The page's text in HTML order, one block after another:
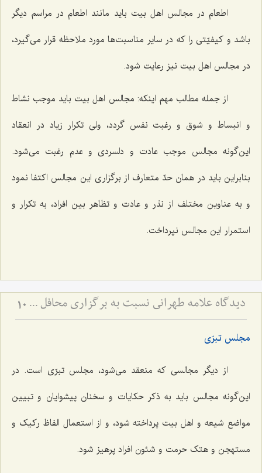
اطعام در مجالس اهل بیت باید مانند اطعام در مراسم دیگر
باشد و کیفیّتی را که در سایر مناسبت‌ها مورد ملاحظه قرار می‌گیرد،
در مجالس اهل بیت نیز رعایت شود.
از جمله مطالب مهم اینکه: مجالس اهل بیت باید موجب نشاط
و انبساط و شوق و رغبت نفس گردد، ولی تکرار زیاد در انعقاد
این‌گونه مجالس موجب عادت و دلسردی و عدم رغبت می‌شود.
بنابراین باید در همان حدّ متعارف از برگزاری این مجالس اکتفا نمود
و به عناوین مختلف از نذر و عادت و تظاهر بین افراد، به تکرار و
استمرار این مجالس نپرداخت.
دیدگاه علاّمه طهرانی نسبت به برگزاری محافل جشن و عروسی و ترحیم 10
مجلس تبرّی
از دیگر مجالسی که منعقد می‌شود، مجلس تبرّی است. در
این‌گونه مجالس باید به ذکر حکایات و سخنان پیشوایان و تبیین
مواضع شیعه و اهل بیت پرداخته شود، و از استعمال الفاظ رکیک و
مستهجن و هتک حرمت و شئون افراد پرهیز شود.